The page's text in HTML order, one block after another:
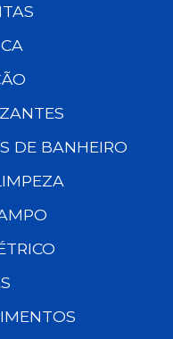
DE BANHEIRO